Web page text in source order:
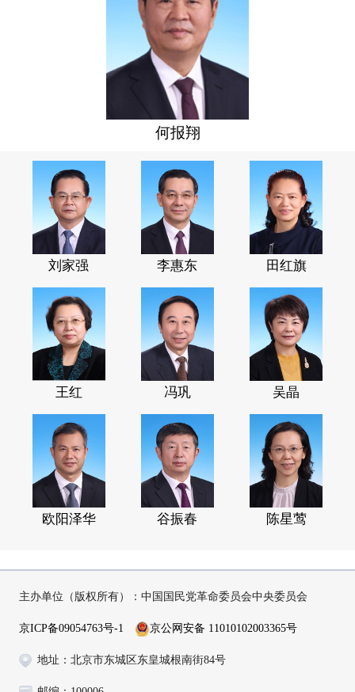
何报翔
刘家强 李惠东 田红旗
王红 冯巩 吴晶
欧阳泽华 谷振春 陈星莺
主办单位（版权所有）：中国国民党革命委员会中央委员会
京ICP备09054763号-1 京公网安备 11010102003365号
地址：北京市东城区东皇城根南街84号